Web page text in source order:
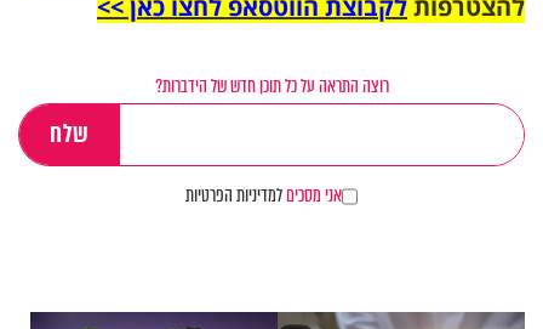
רוצה התראה על כל תוכן חדש של הידברות?
אני מסכיםלמדיניות הפרטיות